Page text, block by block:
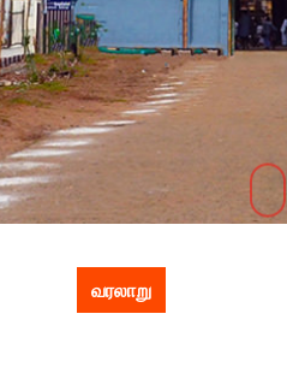
வரலாறு